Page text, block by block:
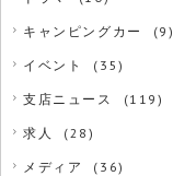
キャンピングカー (9)
イベント (35)
支店ニュース (119)
求人 (28)
メディア (36)